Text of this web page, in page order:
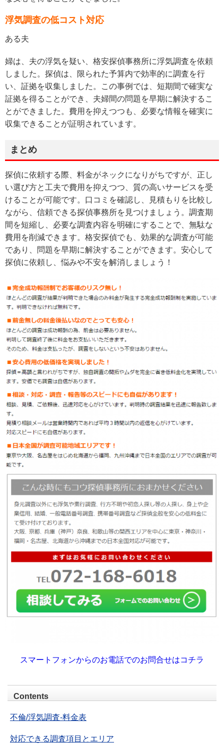
浮気調査の低コスト対応
ある夫
婦は、夫の浮気を疑い、格安探偵事務所に浮気調査を依頼
しました。探偵は、限られた予算内で効率的に調査を行
い、証拠を収集しました。この事例では、短期間で確実な
証拠を得ることができ、夫婦間の問題を早期に解決するこ
とができました。費用を抑えつつも、必要な情報を確実に
収集できることが証明されています。
まとめ
探偵に依頼する際、料金がネックになりがちですが、正し
い選び方と工夫で費用を抑えつつ、質の高いサービスを受
けることが可能です。口コミを確認し、見積もりを比較し
ながら、信頼できる探偵事務所を見つけましょう。調査期
間を短縮し、必要な調査内容を明確にすることで、無駄な
費用を削減できます。格安探偵でも、効果的な調査が可能
であり、問題を早期に解決することができます。安心して
探偵に依頼し、悩みや不安を解消しましょう！
スマートフォンからのお電話でのお問合せはコチラ
Contents
不倫/浮気調査-料金表
対応できる調査項目とエリア